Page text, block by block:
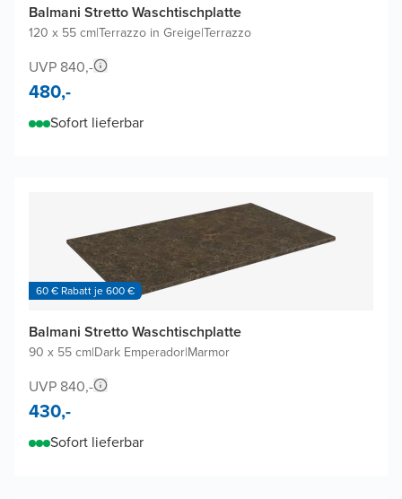
Balmani Stretto Waschtischplatte
120 x 55 cm|Terrazzo in Greige|Terrazzo
UVP 840,-
480,-
Sofort lieferbar
60 € Rabatt je 600 €
Balmani Stretto Waschtischplatte
90 x 55 cm|Dark Emperador|Marmor
UVP 840,-
430,-
Sofort lieferbar